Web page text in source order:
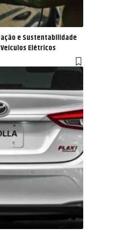
e Sustentabilidade
Elétricos